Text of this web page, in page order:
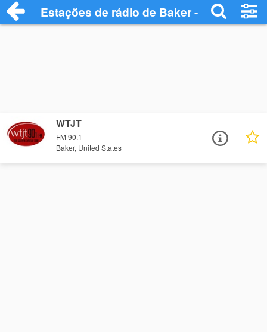
Estações de rádio de Baker - Ouça
WTJT
FM 90.1
Baker, United States